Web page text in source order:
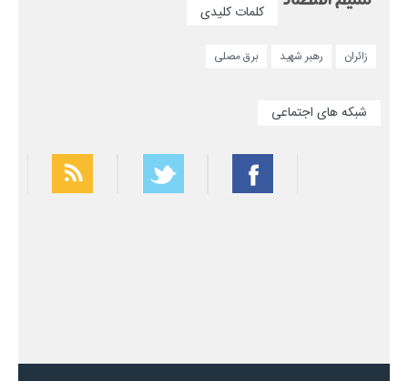
کلمات کلیدی
زائران رهبر شهید برق مصلی
شبکه های اجتماعی